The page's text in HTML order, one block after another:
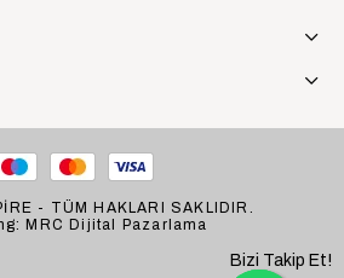
- TÜM HAKLARI SAKLIDIR.
MRC Dijital Pazarlama
Bizi Takip Et!